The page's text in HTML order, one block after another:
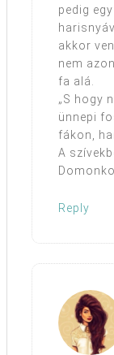
pedig
akkor
nem
fa alá.
„S hogy
ünnepi
fákon,
A
Reply